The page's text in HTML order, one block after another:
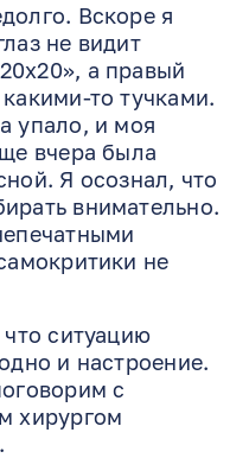
Вскоре я
не видит
а правый
то тучками.
упало, и моя
вчера была
Я осознал, что
внимательно.
не
ситуацию
и настроение.
с
хирургом